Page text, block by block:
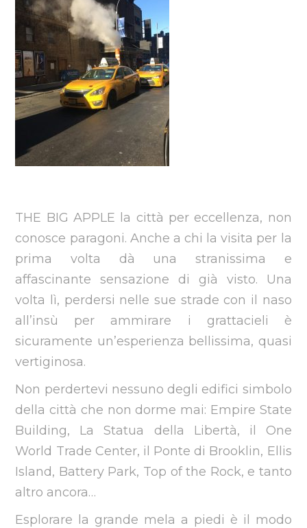
THE BIG APPLE la città per eccellenza, non
conosce paragoni. Anche a chi la visita per la
prima volta dà una stranissima e
affascinante sensazione di già visto. Una
volta lì, perdersi nelle sue strade con il naso
all’insù per ammirare i grattacieli è
sicuramente un’esperienza bellissima, quasi
vertiginosa.
Non perdertevi nessuno degli edifici simbolo
della città che non dorme mai: Empire State
Building, La Statua della Libertà, il One
World Trade Center, il Ponte di Brooklin, Ellis
Island, Battery Park, Top of the Rock, e tanto
altro ancora…
Esplorare la grande mela a piedi è il modo